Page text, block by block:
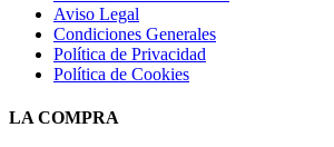
Aviso Legal
Condiciones Generales
Política de Privacidad
Política de Cookies
LA COMPRA